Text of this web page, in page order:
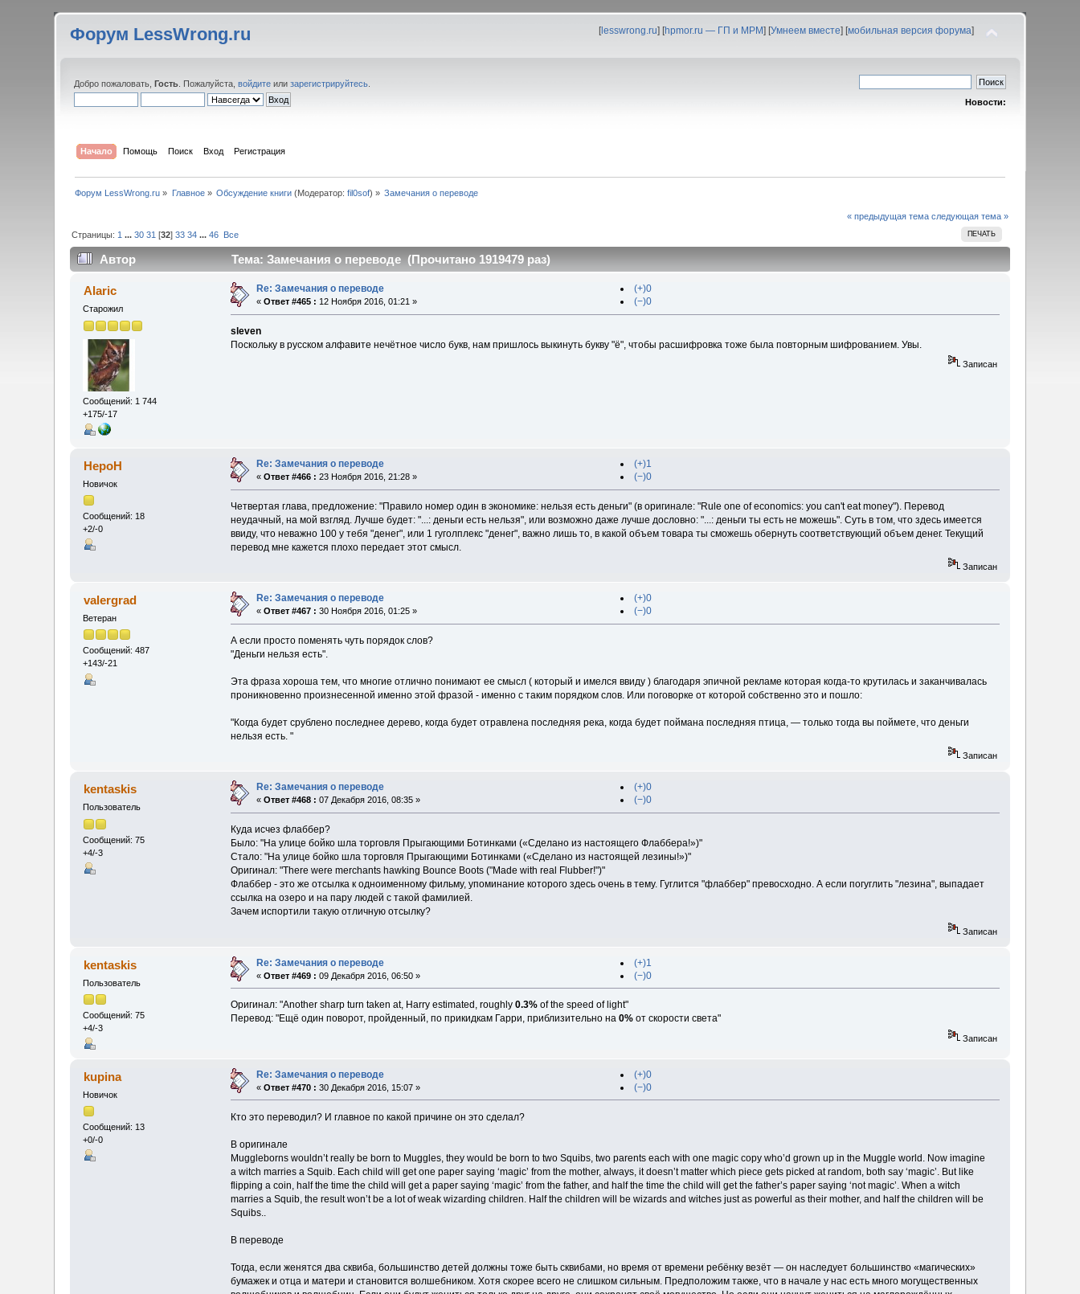
Форум LessWrong.ru [lesswrong.ru] [hpmor.ru — ГП и МРМ] [Умнеем вместе] [мобильная версия форума]
Добро пожаловать,Гость . Пожалуйста,войдите илизарегистрируйтесь
Новости:
Начало Помощь Поиск Вход Регистрация
Форум LessWrong.ru » Главное» Обсуждение книги (Модератор:fil0sof) » Замечания о переводе
« предыдущая тема следующая тема »
ПЕЧАТЬ
Страницы: 1 ...30 31 [32]33 34 ...46 Все
Автор Тема: Замечания о переводе (Прочитано 1919479 раз)
Alaric
Старожил
Сообщений: 1 744
+175/-17
Re: Замечания о переводе
«Ответ #465 : 12 Ноября 2016, 01:21 »
(+)0
(−)0
sleven
Поскольку в русском алфавите нечётное число букв, нам пришлось выкинуть букву "ё", чтобы расшифровка тоже была повторным шифрованием. Увы.
Записан
HepoH
Новичок
Сообщений: 18
+2/-0
Re: Замечания о переводе
«Ответ #466 : 23 Ноября 2016, 21:28 »
(+)1
(−)0
Четвертая глава, предложение: "Правило номер один в экономике: нельзя есть деньги" (в оригинале: "Rule one of economics: you can't eat money"). Перевод
неудачный, на мой взгляд. Лучше будет: "...: деньги есть нельзя", или возможно даже лучше дословно: "...: деньги ты есть не можешь". Суть в том, что здесь имеется
ввиду, что неважно 100 у тебя "денег", или 1 гуголплекс "денег", важно лишь то, в какой объем товара ты сможешь обернуть соответствующий объем денег. Текущий
перевод мне кажется плохо передает этот смысл.
Записан
valergrad
Ветеран
Сообщений: 487
+143/-21
Re: Замечания о переводе
«Ответ #467 : 30 Ноября 2016, 01:25 »
(+)0
(−)0
А если просто поменять чуть порядок слов?
"Деньги нельзя есть".
Эта фраза хороша тем, что многие отлично понимают ее смысл ( который и имелся ввиду ) благодаря эпичной рекламе которая когда-то крутилась и заканчивалась
проникновенно произнесенной именно этой фразой - именно с таким порядком слов. Или поговорке от которой собственно это и пошло:
"Когда будет срублено последнее дерево, когда будет отравлена последняя река, когда будет поймана последняя птица, — только тогда вы поймете, что деньги
нельзя есть. "
Записан
kentaskis
Пользователь
Сообщений: 75
+4/-3
Re: Замечания о переводе
«Ответ #468 : 07 Декабря 2016, 08:35 »
(+)0
(−)0
Куда исчез флаббер?
Было: "На улице бойко шла торговля Прыгающими Ботинками («Сделано из настоящего Флаббера!»)"
Стало: "На улице бойко шла торговля Прыгающими Ботинками («Сделано из настоящей лезины!»)"
Оригинал: "There were merchants hawking Bounce Boots ("Made with real Flubber!")"
Флаббер - это же отсылка к одноименному фильму, упоминание которого здесь очень в тему. Гуглится "флаббер" превосходно. А если погуглить "лезина", выпадает
ссылка на озеро и на пару людей с такой фамилией.
Зачем испортили такую отличную отсылку?
Записан
kentaskis
Пользователь
Сообщений: 75
+4/-3
Re: Замечания о переводе
«Ответ #469 : 09 Декабря 2016, 06:50 »
(+)1
(−)0
Оригинал: "Another sharp turn taken at, Harry estimated, roughly 0.3%of the speed of light"
Перевод: "Ещё один поворот, пройденный, по прикидкам Гарри, приблизительно на 0%от скорости света"
Записан
kupina
Новичок
Сообщений: 13
+0/-0
Re: Замечания о переводе
«Ответ #470 : 30 Декабря 2016, 15:07 »
(+)0
(−)0
Кто это переводил? И главное по какой причине он это сделал?
В оригинале
Muggleborns wouldn’t really be born to Muggles, they would be born to two Squibs, two parents each with one magic copy who’d grown up in the Muggle world. Now imagine
a witch marries a Squib. Each child will get one paper saying ‘magic’ from the mother, always, it doesn’t matter which piece gets picked at random, both say ‘magic’. But like
flipping a coin, half the time the child will get a paper saying ‘magic’ from the father, and half the time the child will get the father’s paper saying ‘not magic’. When a witch
marries a Squib, the result won’t be a lot of weak wizarding children. Half the children will be wizards and witches just as powerful as their mother, and half the children will be
Squibs..
В переводе
Тогда, если женятся два сквиба, большинство детей должны тоже быть сквибами, но время от времени ребёнку везёт — он наследует большинство «магических»
бумажек и отца и матери и становится волшебником. Хотя скорее всего не слишком сильным. Предположим также, что в начале у нас есть много могущественных